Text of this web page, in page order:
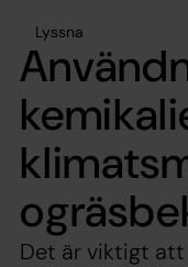
Lyssna
Det är viktigt